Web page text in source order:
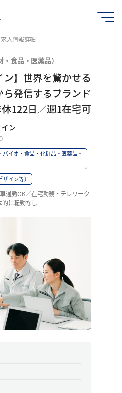
求人情報詳細
食品・医薬品）
ン】世界を驚かせる
発信するブランド
122日／週1在宅可
ン
イオ・食品・化粧品・医薬品・
イン等）
通勤OK／在宅勤務・テレワーク
的に転勤なし